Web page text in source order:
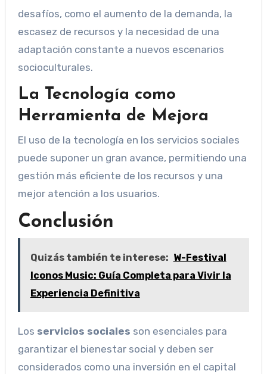
desafíos, como el aumento de la demanda, la
escasez de recursos y la necesidad de una
adaptación constante a nuevos escenarios
socioculturales.
La Tecnología como
Herramienta de Mejora
El uso de la tecnología en los servicios sociales
puede suponer un gran avance, permitiendo una
gestión más eficiente de los recursos y una
mejor atención a los usuarios.
Conclusión
Quizás también te interese: W-Festival
Iconos Music: Guía Completa para Vivir la
Experiencia Definitiva
Los servicios sociales son esenciales para
garantizar el bienestar social y deben ser
considerados como una inversión en el capital